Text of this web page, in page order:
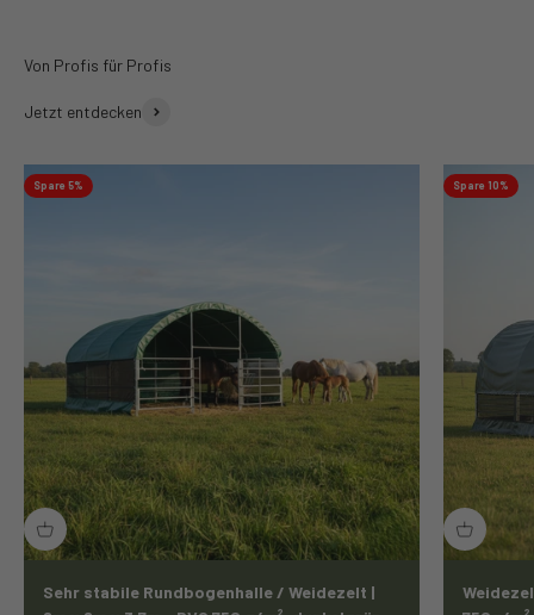
Von Profis für Profis
Jetzt entdecken
Spare 5%
Sehr stabile Rundbogenhalle / Weidezelt |
Spare 10%